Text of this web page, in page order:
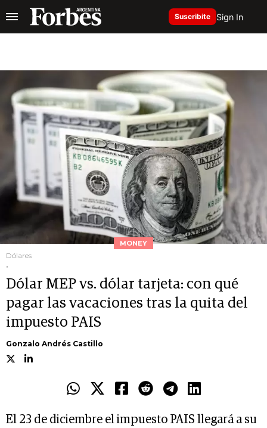
Suscribite Sign In
MONEY
Dólares
.
Dólar MEP vs. dólar tarjeta: con qué
pagar las vacaciones tras la quita del
impuesto PAIS
Gonzalo Andrés Castillo
El 23 de diciembre el impuesto PAIS llegará a su